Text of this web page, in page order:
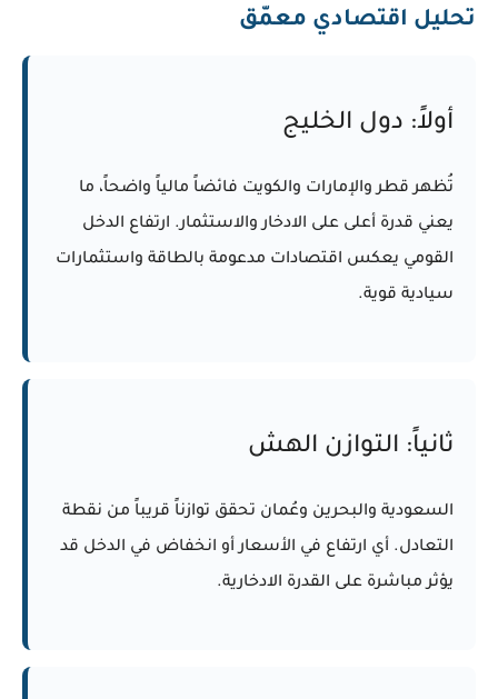
تحليل اقتصادي معمّق
أولاً: دول الخليج
تُظهر قطر والإمارات والكويت فائضاً مالياً واضحاً، ما
يعني قدرة أعلى على الادخار والاستثمار. ارتفاع الدخل
القومي يعكس اقتصادات مدعومة بالطاقة واستثمارات
سيادية قوية.
ثانياً: التوازن الهش
السعودية والبحرين وعُمان تحقق توازناً قريباً من نقطة
التعادل. أي ارتفاع في الأسعار أو انخفاض في الدخل قد
يؤثر مباشرة على القدرة الادخارية.